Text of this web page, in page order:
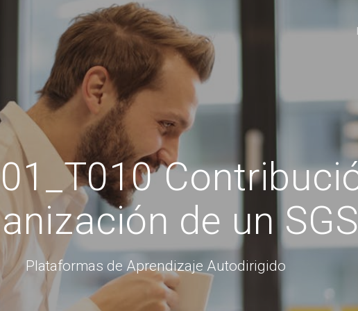
de un
Plataformas de Aprendizaje Autodirigido